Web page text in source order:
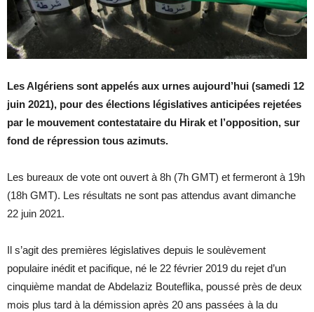
Les Algériens sont appelés aux urnes aujourd’hui (samedi 12
juin 2021), pour des élections législatives anticipées rejetées
par le mouvement contestataire du Hirak et l’opposition, sur
fond de répression tous azimuts.
Les bureaux de vote ont ouvert à 8h (7h GMT) et fermeront à 19h
(18h GMT). Les résultats ne sont pas attendus avant dimanche
22 juin 2021.
Il s’agit des premières législatives depuis le soulèvement
populaire inédit et pacifique, né le 22 février 2019 du rejet d’un
cinquième mandat de Abdelaziz Bouteflika, poussé près de deux
mois plus tard à la démission après 20 ans passées à la du